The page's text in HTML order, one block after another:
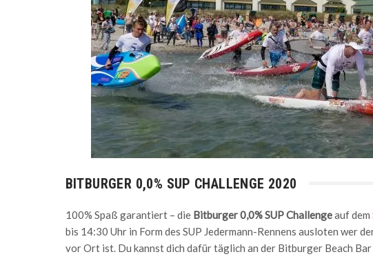
BITBURGER 0,0% SUP CHALLENGE 2020
100% Spaß garantiert – die Bitburger 0,0% SUP Challengeauf dem
bis 14:30 Uhr in Form des SUP Jedermann-Rennens ausloten wer
vor Ort ist. Du kannst dich dafür täglich an der Bitburger Beach